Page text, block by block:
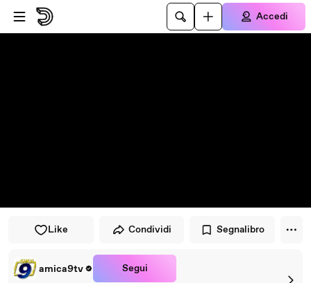
Vai al lettore
Passa al contenuto principale
Accedi
Like Condividi Segnalibro
amica9tv Segui